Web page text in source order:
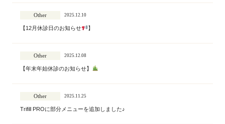
2025.12.10
Other
【12月休診日のお知らせ 】
2025.12.08
Other
【年末年始休診のお知らせ】
2025.11.25
Other
Trifill PROに部分メニューを追加しました♪